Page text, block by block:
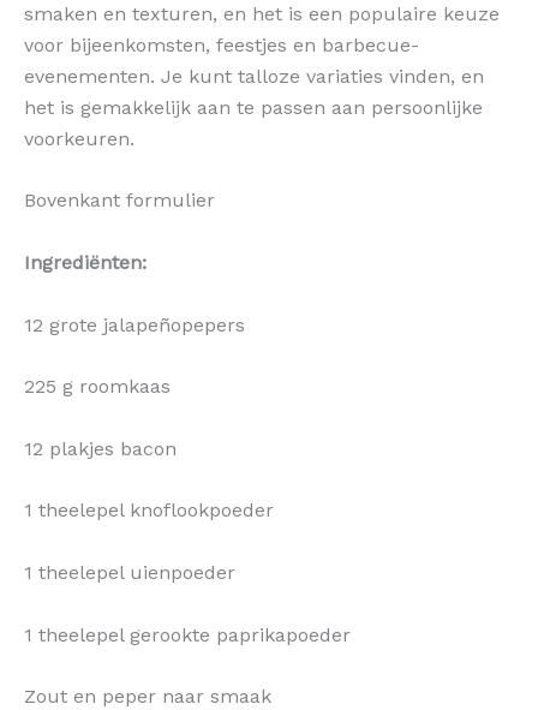
smaken en texturen, en het is een populaire keuze
voor bijeenkomsten, feestjes en barbecue-
evenementen. Je kunt talloze variaties vinden, en
het is gemakkelijk aan te passen aan persoonlijke
voorkeuren.
Bovenkant formulier
Ingrediënten:
12 grote jalapeñopepers
225 g roomkaas
12 plakjes bacon
1 theelepel knoflookpoeder
1 theelepel uienpoeder
1 theelepel gerookte paprikapoeder
Zout en peper naar smaak